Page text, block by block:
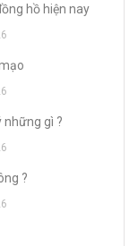
hồ hiện nay
những gì ?
?